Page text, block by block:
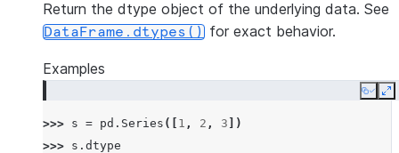
Return the dtype object of the underlying data. See
DataFrame.dtypes() for exact behavior.
Examples
Copy
>>> s = pd . Series ([ 1 , 2 , 3 ])
>>> s . dtype